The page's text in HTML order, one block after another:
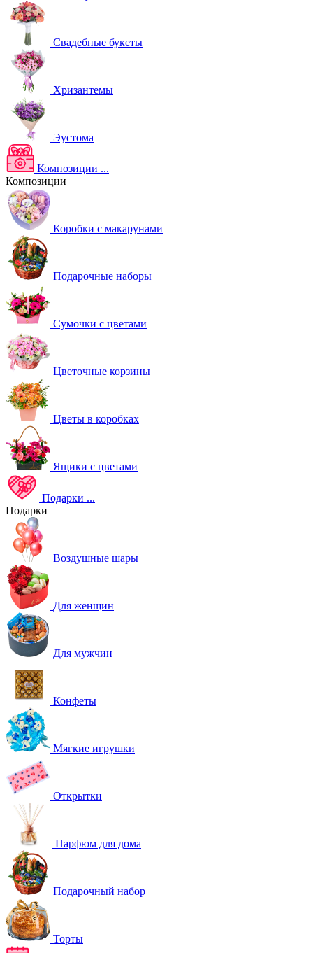
Свадебные букеты
Хризантемы
Эустома
Композиции ...
Композиции
Коробки с макарунами
Подарочные наборы
Сумочки с цветами
Цветочные корзины
Цветы в коробках
Ящики с цветами
Подарки ...
Подарки
Воздушные шары
Для женщин
Для мужчин
Конфеты
Мягкие игрушки
Открытки
Парфюм для дома
Подарочный набор
Торты